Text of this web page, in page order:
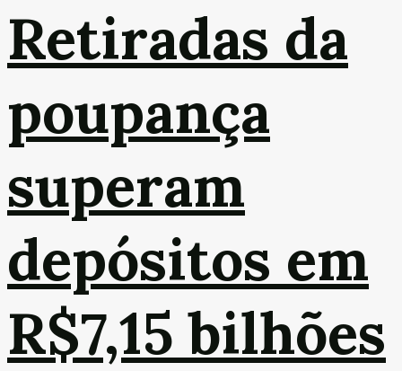
Retiradas da
poupança
superam
depósitos em
R$7,15 bilhões